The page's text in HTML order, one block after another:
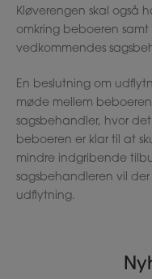
Kløverengen skal også
omkring beboeren
vedkommendes
En beslutning om
møde mellem
sagsbehandler, hvor
beboeren er klar til at
mindre indgribende
sagsbehandleren vil
udflytning.